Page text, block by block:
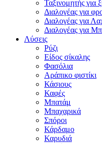
Ταξινομητής για
Διαλογέας για
Διαλογέας για
Διαλογέας για
Λύσεις
Ρύζι
Είδος σίκαλης
Φασόλια
Αράπικο φιστίκι
Κάσιους
Καφές
Μπατάμ
Μπαχαρικά
Σπόροι
Κάρδαμο
Καρυδιά